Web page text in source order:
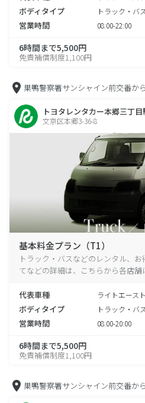
ボディタイプ トラック・バ
営業時間 08:00-22:00
6時間まで5,500円
免責補償制度1,100円
巣鴨警察署サンシャイン前交番から
トヨタレンタカー本郷三丁目
文京区本郷3-36-8
基本料金プラン（T1）
トラック・バスなどのレンタル、
てなどの詳細は、こちらから各店舗
代表車種 ライトエース
ボディタイプ トラック・バ
営業時間 08:00-20:00
6時間まで5,500円
免責補償制度1,100円
巣鴨警察署サンシャイン前交番から